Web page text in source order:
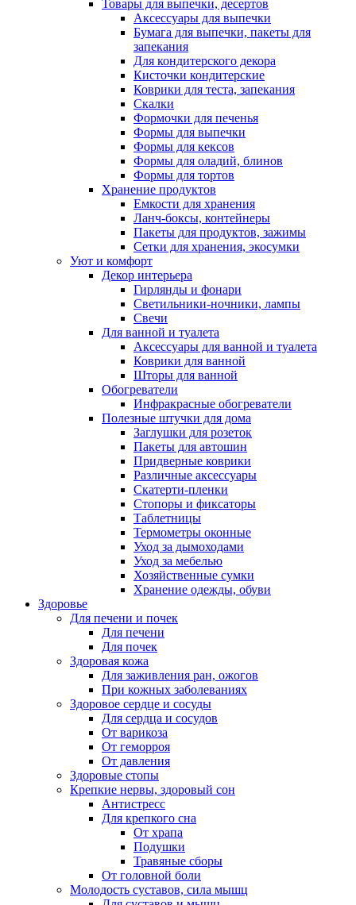
Товары для выпечки, десертов
Аксессуары для выпечки
Бумага для выпечки, пакеты для
запекания
Для кондитерского декора
Кисточки кондитерские
Коврики для теста, запекания
Скалки
Формочки для печенья
Формы для выпечки
Формы для кексов
Формы для оладий, блинов
Формы для тортов
Хранение продуктов
Емкости для хранения
Ланч-боксы, контейнеры
Пакеты для продуктов, зажимы
Сетки для хранения, экосумки
Уют и комфорт
Декор интерьера
Гирлянды и фонари
Светильники-ночники, лампы
Свечи
Для ванной и туалета
Аксессуары для ванной и туалета
Коврики для ванной
Шторы для ванной
Обогреватели
Инфракрасные обогреватели
Полезные штучки для дома
Заглушки для розеток
Пакеты для автошин
Придверные коврики
Различные аксессуары
Скатерти-пленки
Стопоры и фиксаторы
Таблетницы
Термометры оконные
Уход за дымоходами
Уход за мебелью
Хозяйственные сумки
Хранение одежды, обуви
Здоровье
Для печени и почек
Для печени
Для почек
Здоровая кожа
Для заживления ран, ожогов
При кожных заболеваниях
Здоровое сердце и сосуды
Для сердца и сосудов
От варикоза
От геморроя
От давления
Здоровые стопы
Крепкие нервы, здоровый сон
Антистресс
Для крепкого сна
От храпа
Подушки
Травяные сборы
От головной боли
Молодость суставов, сила мышц